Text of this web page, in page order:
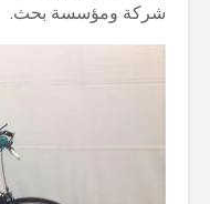
شركة ومؤسسة بحث.